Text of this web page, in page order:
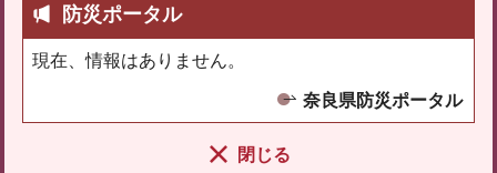
防災ポータル
現在、情報はありません。
奈良県防災ポータル
閉じる